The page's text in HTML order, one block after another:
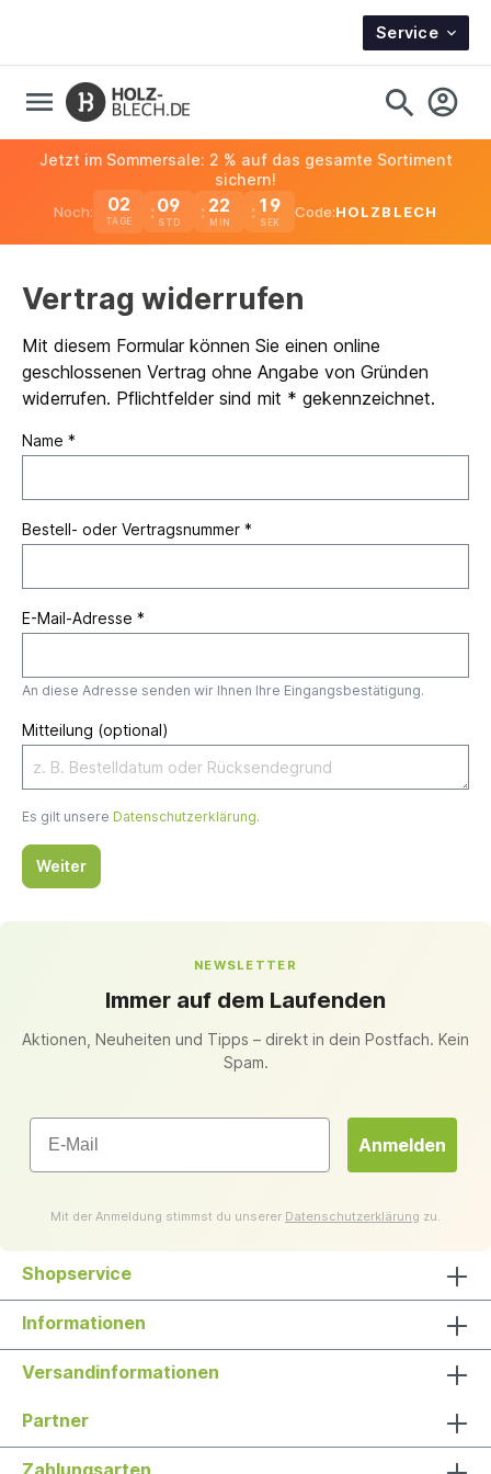
Service
Noch: 02
TAGE
09 22 19
Jetzt im Sommersale: 2 % auf das gesamte Sortiment
sichern!
Code:HOLZBLECH
Vertrag widerrufen
Mit diesem Formular können Sie einen online
geschlossenen Vertrag ohne Angabe von Gründen
widerrufen. Pflichtfelder sind mit * gekennzeichnet.
Name *
Bestell- oder Vertragsnummer *
E-Mail-Adresse *
An diese Adresse senden wir Ihnen Ihre Eingangsbestätigung.
Mitteilung (optional)
Es gilt unsere Datenschutzerklärung.
Weiter
NEWSLETTER
Immer auf dem Laufenden
Aktionen, Neuheiten und Tipps – direkt in dein Postfach. Kein
Spam.
Email
Anmelden
Mit der Anmeldung stimmst du unserer Datenschutzerklärung zu.
Shopservice
Informationen
Versandinformationen
Partner
Zahlungsarten